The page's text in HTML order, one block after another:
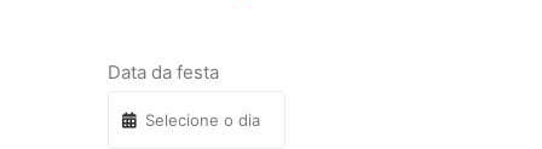
Data da festa